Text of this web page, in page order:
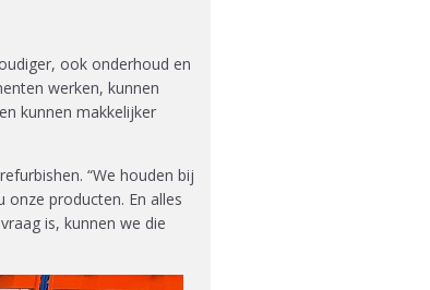
ook onderhoud en
werken, kunnen
kunnen makkelijker
“We houden bij
producten. En alles
is, kunnen we die